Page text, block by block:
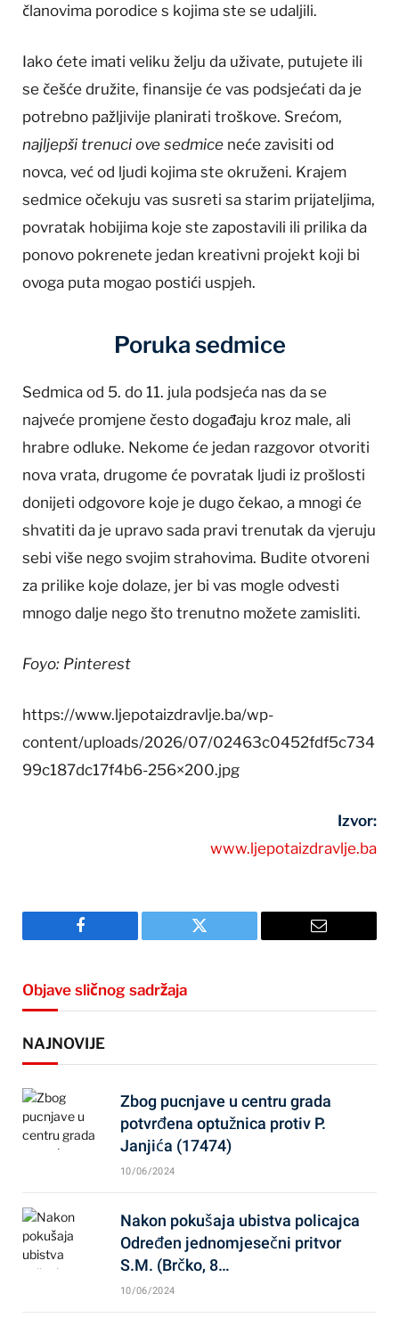
članovima porodice s kojima ste se udaljili.
Iako ćete imati veliku želju da uživate, putujete ili
se češće družite, finansije će vas podsjećati da je
potrebno pažljivije planirati troškove. Srećom,
najljepši trenuci ove sedmice neće zavisiti od
novca, već od ljudi kojima ste okruženi. Krajem
sedmice očekuju vas susreti sa starim prijateljima,
povratak hobijima koje ste zapostavili ili prilika da
ponovo pokrenete jedan kreativni projekt koji bi
ovoga puta mogao postići uspjeh.
Poruka sedmice
Sedmica od 5. do 11. jula podsjeća nas da se
najveće promjene često događaju kroz male, ali
hrabre odluke. Nekome će jedan razgovor otvoriti
nova vrata, drugome će povratak ljudi iz prošlosti
donijeti odgovore koje je dugo čekao, a mnogi će
shvatiti da je upravo sada pravi trenutak da vjeruju
sebi više nego svojim strahovima. Budite otvoreni
za prilike koje dolaze, jer bi vas mogle odvesti
mnogo dalje nego što trenutno možete zamisliti.
Foyo: Pinterest
https://www.ljepotaizdravlje.ba/wp-
content/uploads/2026/07/02463c0452fdf5c734
99c187dc17f4b6-256×200.jpg
Izvor:
www.ljepotaizdravlje.ba
Facebook Twitter Email
Objave sličnog sadržaja
NAJNOVIJE
Zbog pucnjave u centru grada
potvrđena optužnica protiv P.
Janjića (17474)
10/06/2024
Nakon pokušaja ubistva policajca
Određen jednomjesečni pritvor
S.M. (Brčko, 8…
10/06/2024